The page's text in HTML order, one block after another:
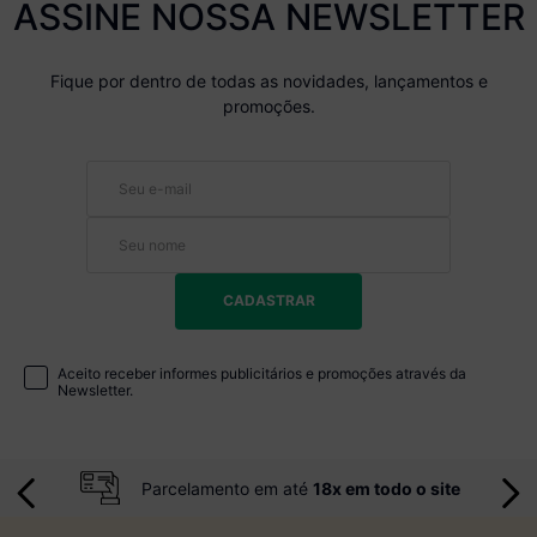
ASSINE NOSSA NEWSLETTER
Fique por dentro de todas as novidades, lançamentos e
promoções.
CADASTRAR
Aceito receber informes publicitários e promoções através da
Newsletter.
Parcelamento em até 18x em todo o site